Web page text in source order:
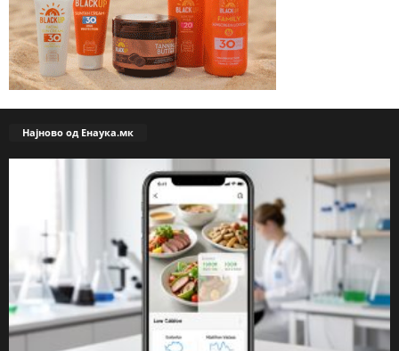
Најново од Енаука.мк